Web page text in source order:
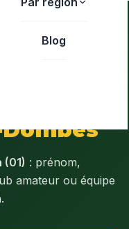
Blog
(01) : prénom,
amateur ou équipe